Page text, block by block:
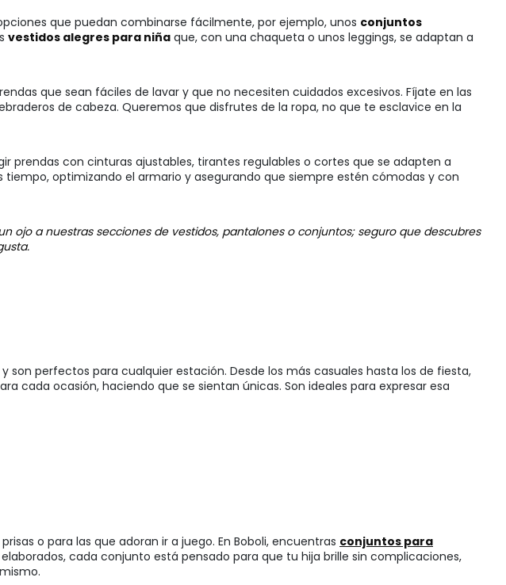
que puedan combinarse fácilmente, por ejemplo, unos conjuntos
vestidos alegres para niña que, con una chaqueta o unos leggings, se adaptan a
que sean fáciles de lavar y que no necesiten cuidados excesivos. Fíjate en las
de cabeza. Queremos que disfrutes de la ropa, no que te esclavice en la
prendas con cinturas ajustables, tirantes regulables o cortes que se adapten a
optimizando el armario y asegurando que siempre estén cómodas y con
ojo a nuestras secciones de vestidos, pantalones o conjuntos; seguro que descubres
perfectos para cualquier estación. Desde los más casuales hasta los de fiesta,
cada ocasión, haciendo que se sientan únicas. Son ideales para expresar esa
o para las que adoran ir a juego. En Boboli, encuentras conjuntos para
cada conjunto está pensado para que tu hija brille sin complicaciones,